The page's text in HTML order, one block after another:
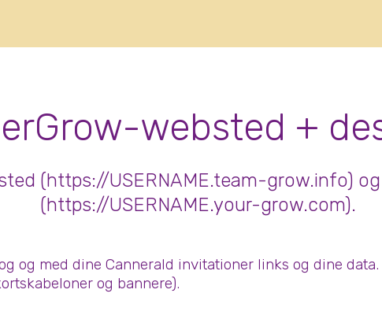
in dansk real-time
websted +
(https://USERNAME.team-grow.info)
(https://USERNAME.your-grow.com).
og med dine Cannerald invitationer links og dine
og bannere).